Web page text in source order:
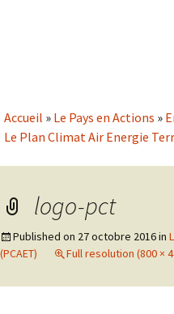
Accueil » Le Pays en Actions »
Le Plan Climat Air Energie
logo-pct
Published on 27 octobre 2016in
(PCAET)
Full resolution (800 ×